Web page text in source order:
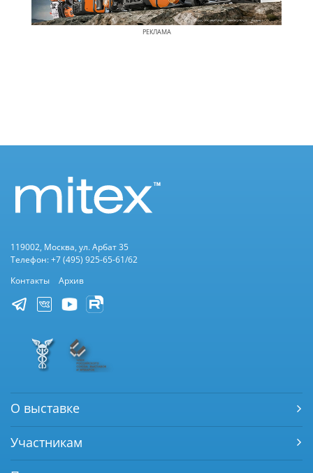
РЕКЛАМА
119002, Москва, ул. Арбат 35
Телефон: +7 (495) 925-65-61/62
Контакты
Архив
О выставке
Участникам